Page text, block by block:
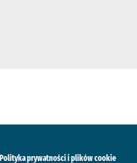
Polityka prywatności i plików cookie